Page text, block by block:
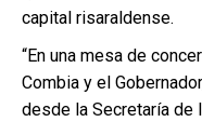
capital risaraldense.
“En una mesa de
Combia y el
desde la Secretaría de